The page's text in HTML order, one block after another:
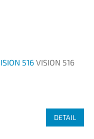
516 VISION 516
DETAIL